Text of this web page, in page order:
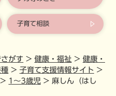
子育て相談
がす > 健康・福祉 > 健康・
> 子育て支援情報サイト >
> 1〜3歳児 > 麻しん（はし